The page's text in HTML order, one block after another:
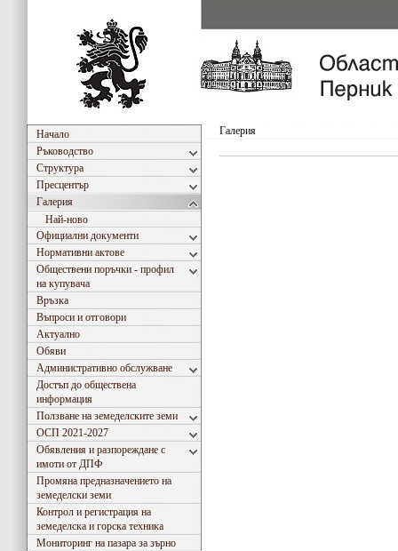
Начало
Ръководство
Структура
Пресцентър
Галерия
Най-ново
Официални документи
Нормативни актове
Обществени поръчки - профил
на купувача
Връзка
Въпроси и отговори
Актуално
Обяви
Административно обслужване
Достъп до обществена
информация
Ползване на земеделските земи
ОСП 2021-2027
Обявления и разпореждане с
имоти от ДПФ
Промяна предназначението на
земеделски земи
Контрол и регистрация на
земеделска и горска техника
Мониторинг на пазара за зърно
Галерия